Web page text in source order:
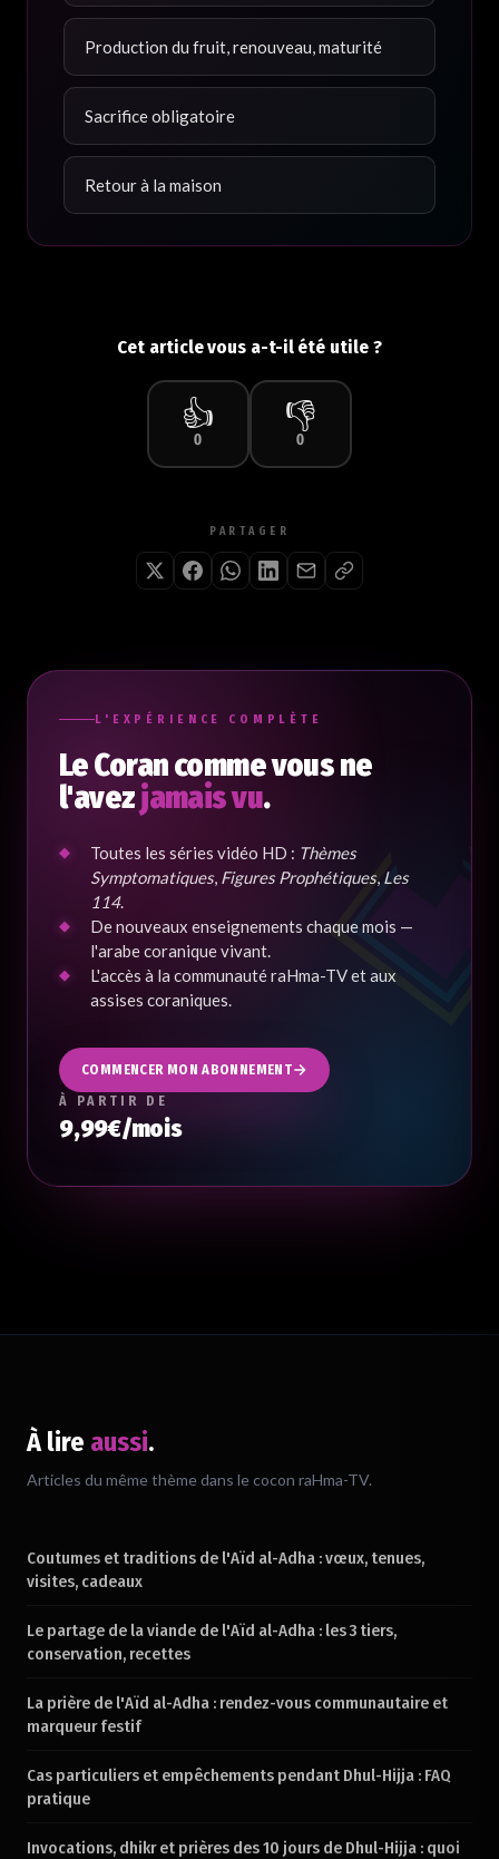
Production du fruit, renouveau, maturité
Sacrifice obligatoire
Retour à la maison
Cet article vous a-t-il été utile ?
👍
0
👎
0
PARTAGER
L'EXPÉRIENCE COMPLÈTE
Le Coran comme vous ne
l'avezjamais vu.
Toutes les séries vidéo HD : Thèmes
Symptomatiques, Figures Prophétiques, Les
114.
De nouveaux enseignements chaque mois —
l'arabe coranique vivant.
L'accès à la communauté raHma-TV et aux
assises coraniques.
COMMENCER MON ABONNEMENT
À PARTIR DE
9,99€/mois
Chargement du verset…
À lire aussi.
Articles du même thème dans le cocon raHma-TV.
Coutumes et traditions de l'Aïd al-Adha : vœux, tenues,
visites, cadeaux
Le partage de la viande de l'Aïd al-Adha : les 3 tiers,
conservation, recettes
La prière de l'Aïd al-Adha : rendez-vous communautaire et
marqueur festif
Cas particuliers et empêchements pendant Dhul-Hijja : FAQ
pratique
Invocations, dhikr et prières des 10 jours de Dhul-Hijja : quoi